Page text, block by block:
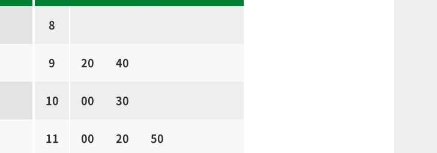
8
9 20 40
10 00 30
11 00 20 50